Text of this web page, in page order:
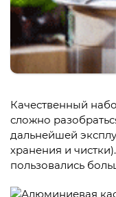
Качественный
сложно
дальнейшей
хранения и
пользовались